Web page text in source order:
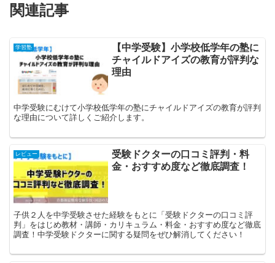
関連記事
学習塾
【中学受験】小学校低学年の塾に
チャイルドアイズの教育が評判な
理由
中学受験にむけて小学校低学年の塾にチャイルドアイズの教育が評判
な理由について詳しくご紹介します。
レビュー
受験ドクターの口コミ評判・料
金・おすすめ度など徹底調査！
子供２人を中学受験させた経験をもとに「受験ドクターの口コミ評
判」をはじめ教材・講師・カリキュラム・料金・おすすめ度など徹底
調査！中学受験ドクターに関する疑問をぜひ解消してください！